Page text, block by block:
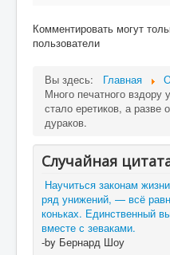
Комментировать могут
пользователи
Вы здесь: Главная
Много печатного вздору
стало еретиков, а разве
дураков.
Случайная
Научиться законам
ряд унижений, — всё
коньках. Единственный
вместе с зеваками.
-by Бернард Шоу